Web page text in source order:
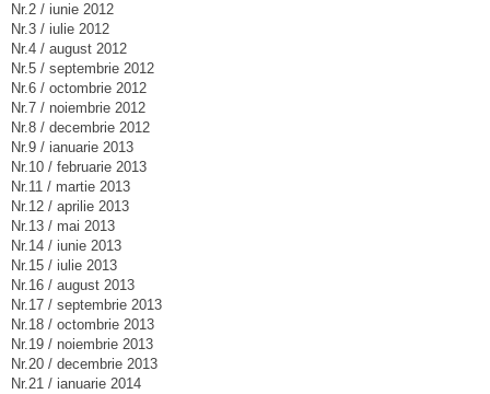
Nr.2 / iunie 2012
Nr.3 / iulie 2012
Nr.4 / august 2012
Nr.5 / septembrie 2012
Nr.6 / octombrie 2012
Nr.7 / noiembrie 2012
Nr.8 / decembrie 2012
Nr.9 / ianuarie 2013
Nr.10 / februarie 2013
Nr.11 / martie 2013
Nr.12 / aprilie 2013
Nr.13 / mai 2013
Nr.14 / iunie 2013
Nr.15 / iulie 2013
Nr.16 / august 2013
Nr.17 / septembrie 2013
Nr.18 / octombrie 2013
Nr.19 / noiembrie 2013
Nr.20 / decembrie 2013
Nr.21 / ianuarie 2014